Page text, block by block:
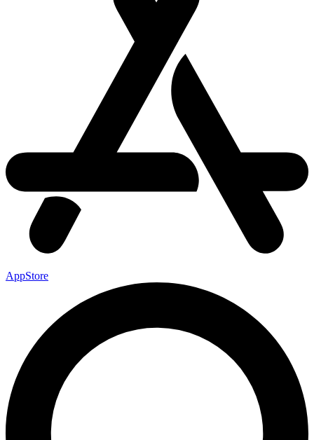
AppStore